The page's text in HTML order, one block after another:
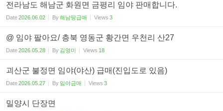
전라남도 해남군 화원면 금평리 임야 판매합니다.
Date2026.06.02 By해남땅급매 Views 3
@ 임야 팔아요/ 층북 영동군 황간면 우천리 산27
Date2026.05.28 By 김영미 Views 18
괴산군 불정면 임야(야산) 급매(진입도로 있음)
Date2026.05.27 By 임야급매 Views 3
밀양시 단장면